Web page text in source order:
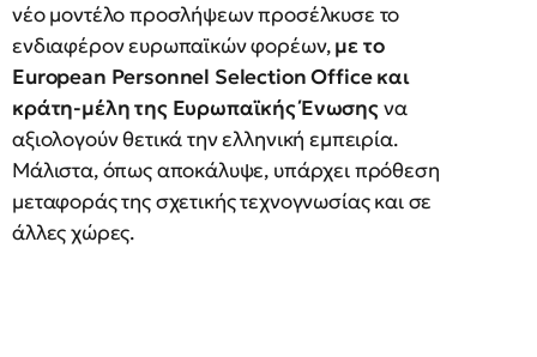
νέο μοντέλο προσλήψεων προσέλκυσε το
ενδιαφέρον ευρωπαϊκών φορέων,με το
European Personnel Selection Office και
κράτη-μέλη της Ευρωπαϊκής Ένωσηςνα
αξιολογούν θετικά την ελληνική εμπειρία.
Μάλιστα, όπως αποκάλυψε, υπάρχει πρόθεση
μεταφοράς της σχετικής τεχνογνωσίας και σε
άλλες χώρες.